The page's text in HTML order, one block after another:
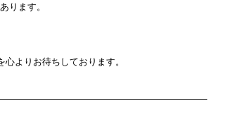
ります。
よりお待ちしております。